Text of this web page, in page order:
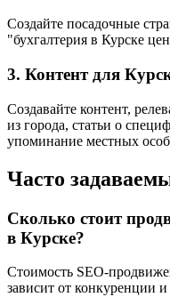
Создайте посадочные
"бухгалтерия в Курске
3. Контент для
Создавайте контент,
из города, статьи о
упоминание местных
Часто
Сколько стоит
в Курске?
Стоимость SEO-
зависит от конкуренции